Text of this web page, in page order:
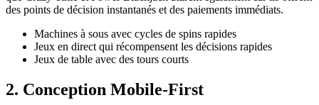
des points de décision instantanés et des paiements immédiats.
Machines à sous avec cycles de spins rapides
Jeux en direct qui récompensent les décisions rapides
Jeux de table avec des tours courts
2. Conception Mobile-First